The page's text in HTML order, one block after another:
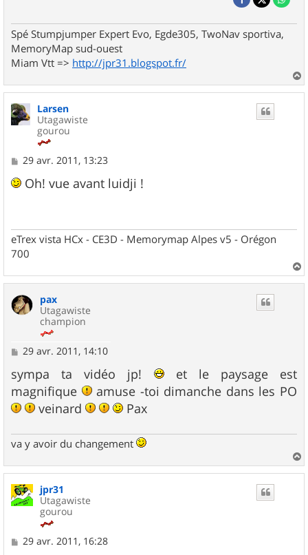
Spé Stumpjumper Expert Evo, Egde305, TwoNav sportiva,
MemoryMap sud-ouest
Miam Vtt => http://jpr31.blogspot.fr/
a
u
Larsen
Utagawiste
gourou
M
s
29 avr. 2011, 13:23
Oh! vue avant luidji !
eTrex vista HCx - CE3D - Memorymap Alpes v5 - Orégon
700
a
pax
Utagawiste
champion
M
s
s
a
g
e
29 avr. 2011, 14:10
sympa ta vidéo jp!
et le paysage est
magnifique
amuse -toi dimanche dans les PO
veinard
Pax
va y avoir du changement
a
jpr31
Utagawiste
gourou
M
29 avr. 2011, 16:28